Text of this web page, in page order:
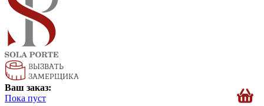
Ваш заказ:
Пока пуст